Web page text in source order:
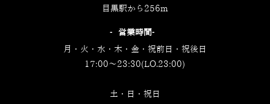
目黒駅から256m
‐営業時間‐
月・火・水・木・金・祝前日・祝後日
17:00～23:30(LO.23:00)
土・日・祝日